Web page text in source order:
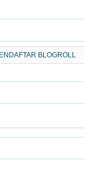
BLOGROLL